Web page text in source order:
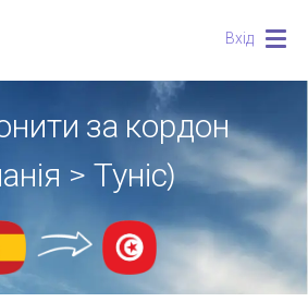
Вхід
за кордон
> Туніс)